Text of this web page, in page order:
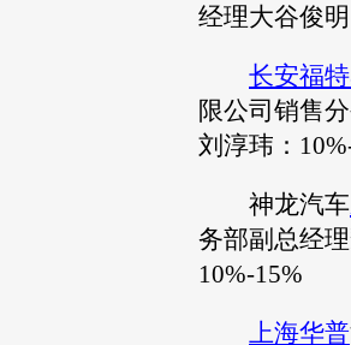
经理大谷俊
长安福
限公司销售
刘淳玮：
神龙汽车
务部副总经
10%-15%
上海华普